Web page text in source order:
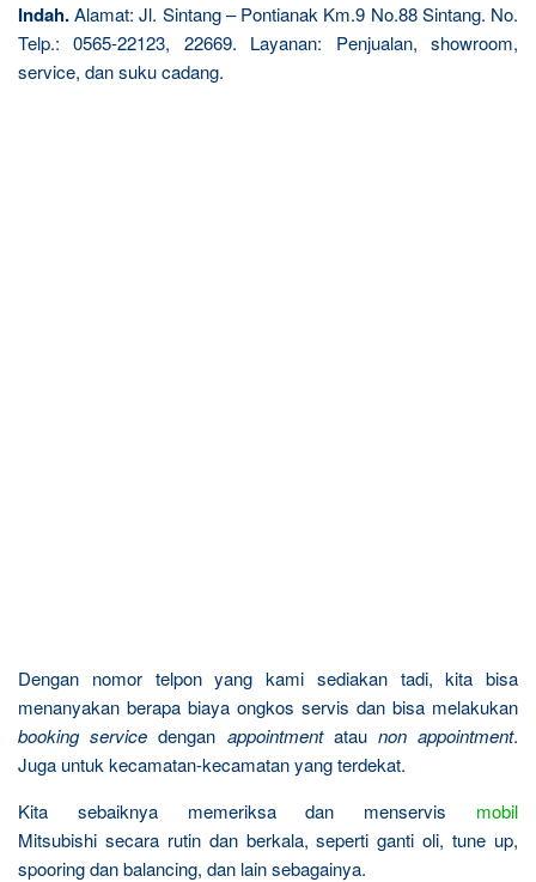
Indah.Alamat: Jl. Sintang – Pontianak Km.9 No.88 Sintang. No.
Telp.: 0565-22123, 22669. Layanan: Penjualan, showroom,
service, dan suku cadang.
Dengan nomor telpon yang kami sediakan tadi, kita bisa
menanyakan berapa biaya ongkos servis dan bisa melakukan
booking service dengan appointmentatau non appointment.
Juga untuk kecamatan-kecamatan yang terdekat.
Kita sebaiknya memeriksa dan menservis mobil
Mitsubishi secara rutin dan berkala, seperti ganti oli, tune up,
spooring dan balancing, dan lain sebagainya.